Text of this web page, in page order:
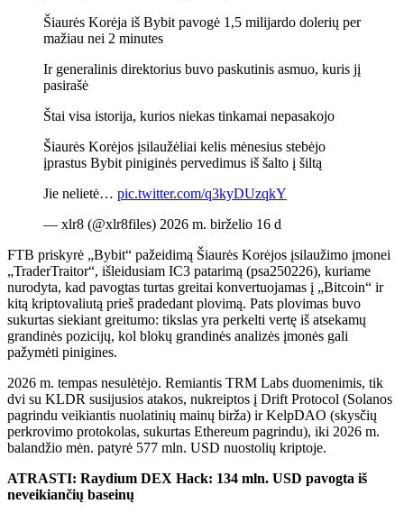
Šiaurės Korėja iš Bybit pavogė 1,5 milijardo dolerių per
mažiau nei 2 minutes
Ir generalinis direktorius buvo paskutinis asmuo, kuris jį
pasirašė
Štai visa istorija, kurios niekas tinkamai nepasakojo
Šiaurės Korėjos įsilaužėliai kelis mėnesius stebėjo
įprastus Bybit piniginės pervedimus iš šalto į šiltą
Jie nelietė… pic.twitter.com/q3kyDUzqkY
— xlr8 (@xlr8files) 2026 m. birželio 16 d
FTB priskyrė „Bybit“ pažeidimą Šiaurės Korėjos įsilaužimo įmonei
„TraderTraitor“, išleidusiam IC3 patarimą (psa250226), kuriame
nurodyta, kad pavogtas turtas greitai konvertuojamas į „Bitcoin“ ir
kitą kriptovaliutą prieš pradedant plovimą. Pats plovimas buvo
sukurtas siekiant greitumo: tikslas yra perkelti vertę iš atsekamų
grandinės pozicijų, kol blokų grandinės analizės įmonės gali
pažymėti pinigines.
2026 m. tempas nesulėtėjo. Remiantis TRM Labs duomenimis, tik
dvi su KLDR susijusios atakos, nukreiptos į Drift Protocol (Solanos
pagrindu veikiantis nuolatinių mainų birža) ir KelpDAO (skysčių
perkrovimo protokolas, sukurtas Ethereum pagrindu), iki 2026 m.
balandžio mėn. patyrė 577 mln. USD nuostolių kriptoje.
ATRASTI: Raydium DEX Hack: 134 mln. USD pavogta iš
neveikiančių baseinų